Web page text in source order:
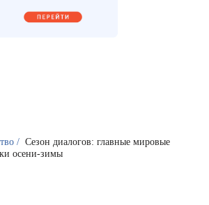
/ Сезон диалогов: главные мировые
осени-зимы